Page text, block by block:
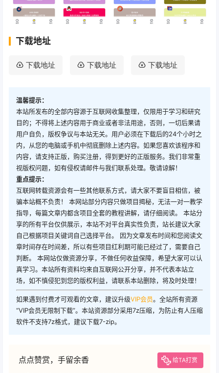
下载地址
下载地址 下载地址 下载地址
温馨提示：
本站所发布的全部内容源于互联网收集整理，仅限用于学习和研究
目的；不得将上述内容用于商业或者非法用途，否则，一切后果请
用户自负，版权争议与本站无关。用户必须在下载后的24个小时之
内，从您的电脑或手机中彻底删除上述内容。如果您喜欢该程序和
内容，请支持正版，购买注册，得到更好的正版服务。我们非常重
视版权问题，如有侵权请邮件与我们联系处理。敬请谅解！
重点提示：
互联网转载资源会有一些其他联系方式，请大家不要盲目相信，被
骗本站概不负责！ 本网站部分内容只做项目揭秘，无法一对一教学
指导，每篇文章内都含项目全套的教程讲解，请仔细阅读。 本站分
享的所有平台仅供展示，本站不对平台真实性负责，站长建议大家
自己根据项目关键词自己选择平台。 因为文章发布时间和您阅读文
章时间存在时间差，所以有些项目红利期可能已经过了，需要自己
判断。 本网站仅做资源分享，不做任何收益保障，希望大家可以认
真学习。本站所有资料均来自互联网公开分享，并不代表本站立
场，如不慎侵犯到您的版权利益，请联系本站删除，将及时处理！
如果遇到付费才可观看的文章，建议升级VIP会员。全站所有资源
“VIP会员无限制下载”。本站资源部分采用7z压缩，为防止有人压缩
软件不支持7z格式，建议下载7-zip。
点点赞赏，手留余香 给TA打赏